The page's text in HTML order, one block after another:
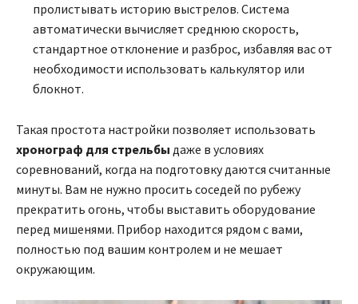
пролистывать историю выстрелов. Система
автоматически вычисляет среднюю скорость,
стандартное отклонение и разброс, избавляя вас от
необходимости использовать калькулятор или
блокнот.
Такая простота настройки позволяет использовать
хронограф для стрельбы даже в условиях
соревнований, когда на подготовку даются считанные
минуты. Вам не нужно просить соседей по рубежу
прекратить огонь, чтобы выставить оборудование
перед мишенями. Прибор находится рядом с вами,
полностью под вашим контролем и не мешает
окружающим.